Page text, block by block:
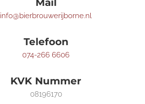
Mail
info@bierbrouwerijborne.nl
Telefoon
074-266 6606
KVK Nummer
08196170